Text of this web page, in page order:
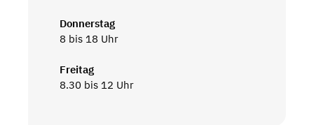
Donnerstag
8 bis 18 Uhr
Freitag
8.30 bis 12 Uhr